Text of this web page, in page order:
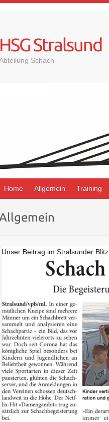
HSG Stralsund
Schach
Home Allgemein Training
Unser Beitrag im Stralsunder Blitz